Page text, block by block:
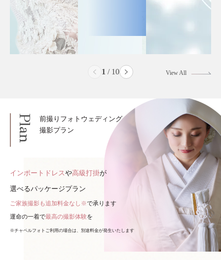
2 / 10 View All
Plan
前撮りフォトウェディング
撮影プラン
インポートドレスや高級打掛が
選べるパッケージプラン
ご家族撮影も追加料金なし※で承ります
運命の一着で最高の撮影体験を
※チャペルフォトご利用の場合は、別途料金が発生いたします